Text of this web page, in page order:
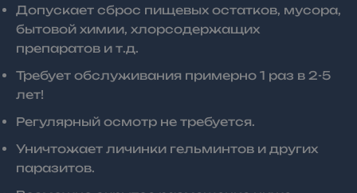
Допускает сброс пищевых остатков, мусора,
бытовой химии, хлорсодержащих
препаратов и т.д.
Требует обслуживания примерно 1 раз в 2-5
лет!
Регулярный осмотр не требуется.
Уничтожает личинки гельминтов и других
паразитов.